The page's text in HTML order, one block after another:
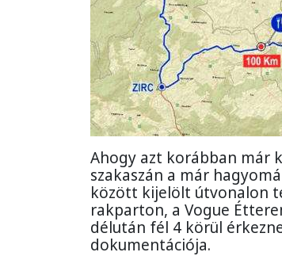
Ahogy azt korábban már
szakaszán a már
között kijelölt útvonalon
rakparton, a Vogue
délután fél 4 körül
dokumentációja.